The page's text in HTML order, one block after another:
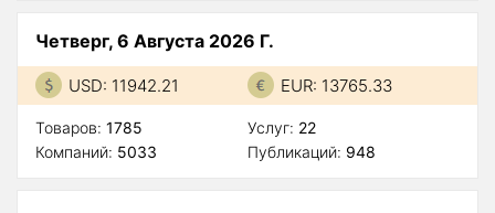
Четверг, 6 Августа 2026 Г.
USD: 11942.21 EUR: 13765.33
Товаров: 1785
Компаний: 5033
Услуг: 22
Публикаций: 948